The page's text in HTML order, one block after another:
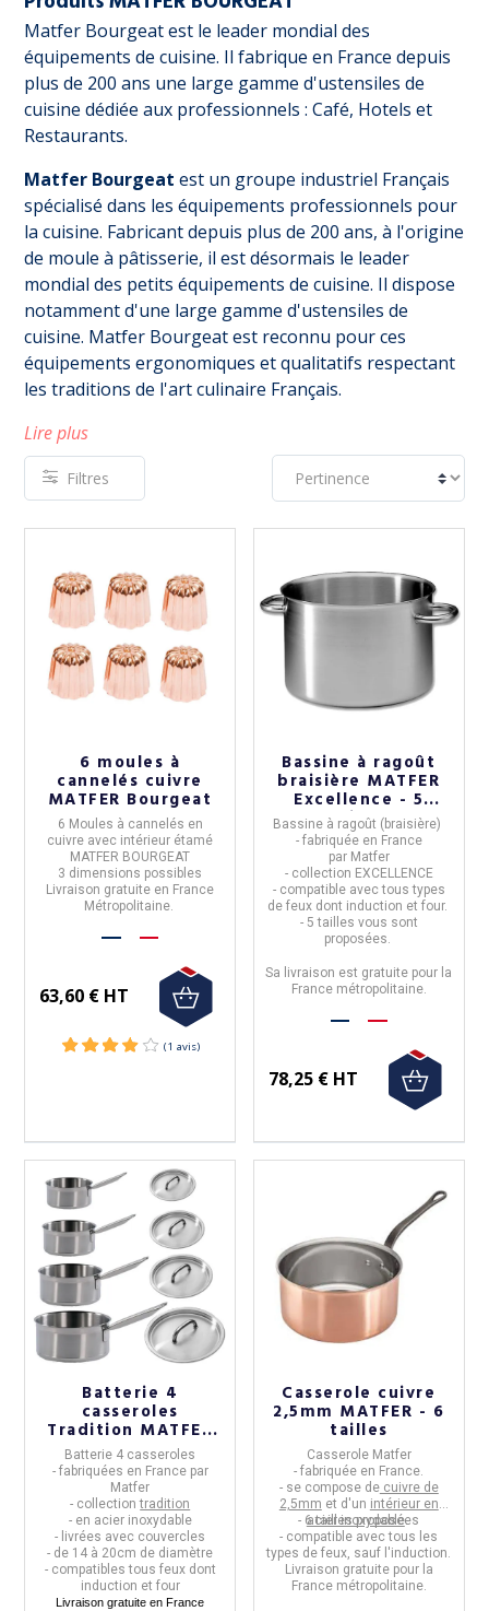
Matfer Bourgeat est le leader mondial des
équipements de cuisine. Il fabrique en France depuis
plus de 200 ans une large gamme d'ustensiles de
cuisine dédiée aux professionnels : Café, Hotels et
Restaurants.
Matfer Bourgeat est un groupe industriel Français
spécialisé dans les équipements professionnels pour
la cuisine. Fabricant depuis plus de 200 ans, à l'origine
de moule à pâtisserie, il est désormais le leader
mondial des petits équipements de cuisine. Il dispose
notamment d'une large gamme d'ustensiles de
cuisine. Matfer Bourgeat est reconnu pour ces
équipements ergonomiques et qualitatifs respectant
les traditions de l'art culinaire Français.
Lire plus
Filtres
6 moules à
cannelés cuivre
MATFER Bourgeat
6 Moules à cannelés en
cuivre avec intérieur étamé
MATFER BOURGEAT
3 dimensions possibles
Livraison gratuite en France
Métropolitaine.
63,60 € HT
Bassine à ragoût
braisière MATFER
Excellence - 5
tailles
Bassine à ragoût (braisière)
- fabriquée en France
par Matfer
- collection EXCELLENCE
- compatible avec tous types
de feux dont induction et four.
- 5 tailles vous sont
proposées.
Sa livraison est gratuite pour la
France métropolitaine.
78,25 € HT
Batterie 4
casseroles
Tradition MATFER
avec couvercles 14,
16, 18 et 20cm
Batterie 4 casseroles
- fabriquées en Francepar
Matfer
- collectiontradition
- en acier inoxydable
- livrées avec couvercles
- de 14 à 20cm de diamètre
- compatibles tous feux dont
induction et four
Livraison gratuite en France
Casserole cuivre
2,5mm MATFER - 6
tailles
Casserole Matfer
- fabriquée en France.
- se compose decuivre de
2,5mm et d'un intérieur en
acier inoxydable.
- 6 tailles proposées
- compatible avec tous les
types de feux, sauf l'induction.
Livraison gratuite pour la
France métropolitaine.